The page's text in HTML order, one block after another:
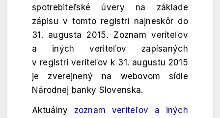
spotrebiteľské úvery na základe
zápisu v tomto registri najneskôr do
31. augusta 2015. Zoznam veriteľov
a iných veriteľov zapísaných
v registri veriteľov k 31. augustu 2015
je zverejnený na webovom sídle
Národnej banky Slovenska.
Aktuálny
zoznam veriteľov a iných